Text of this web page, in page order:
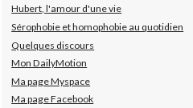
Hubert, l'amour d'une vie
Sérophobie et homophobie au quotidien
Quelques discours
Mon DailyMotion
Ma page Myspace
Ma page Facebook